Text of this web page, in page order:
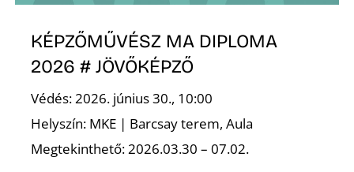
KÉPZŐMŰVÉSZ MA DIPLOMA
2026 # JÖVŐKÉPZŐ
Védés: 2026. június 30., 10:00
Helyszín: MKE | Barcsay terem, Aula
Megtekinthető: 2026.03.30 – 07.02.